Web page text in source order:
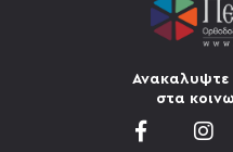
Ανακαλυψτε
στα